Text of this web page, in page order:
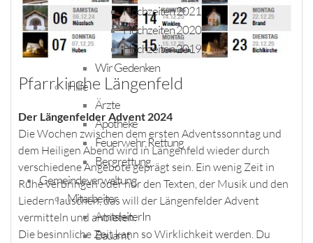
Hochzeiten 2021
Hochzeiten 2020
Hochzeiten 2019
Wir Gedenken
Hilfe
Ärzte
Apotheke
Feuerwehr, Rettung
Bergrettung
Gemeindeverwaltung
Mitarbeiter
AmtsleiterIn
Bauamt
Pfarrkirche Längenfeld
Der Längenfelder Advent 2024
Die Wochen zwischen dem ersten Adventssonntag und
dem Heiligen Abend wird in Längenfeld wieder durch
verschiedene Angebote geprägt sein. Ein wenig Zeit in
Ruhe verbringen oder nur den Texten, der Musik und den
Liedern lauschen, das will der Längenfelder Advent
vermitteln und anbieten.
Die besinnliche Zeit kann so Wirklichkeit werden. Du